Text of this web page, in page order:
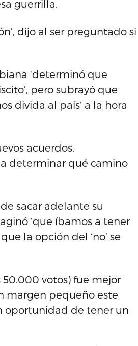
guerrilla.
dijo al ser preguntado si
‘determinó que
pero subrayó que
divida al país’ a la hora
acuerdos,
determinar qué camino
sacar adelante su
‘que íbamos a tener
la opción del ‘no’ se
votos) fue mejor
margen pequeño este
oportunidad de tener un